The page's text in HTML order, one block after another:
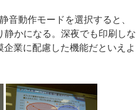
動作モードを選択すると、
静かになる。深夜でも印刷しな
業に配慮した機能だといえよ